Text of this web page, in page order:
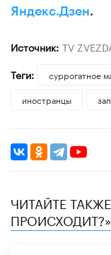
Яндекс.Дзен.
Источник: TV
Теги:
суррогатное
иностранцы
ЧИТАЙТЕ
ПРОИСХОДИТ?»